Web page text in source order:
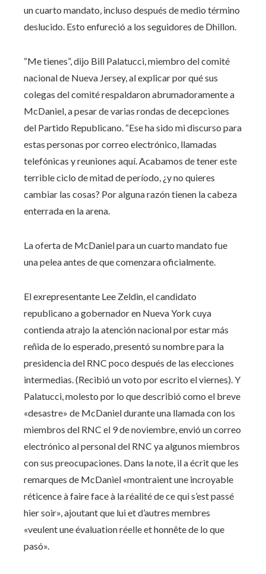
un cuarto mandato, incluso después de medio término
deslucido. Esto enfureció a los seguidores de Dhillon.
“Me tienes”, dijo Bill Palatucci, miembro del comité
nacional de Nueva Jersey, al explicar por qué sus
colegas del comité respaldaron abrumadoramente a
McDaniel, a pesar de varias rondas de decepciones
del Partido Republicano. “Ese ha sido mi discurso para
estas personas por correo electrónico, llamadas
telefónicas y reuniones aquí. Acabamos de tener este
terrible ciclo de mitad de período, ¿y no quieres
cambiar las cosas? Por alguna razón tienen la cabeza
enterrada en la arena.
La oferta de McDaniel para un cuarto mandato fue
una pelea antes de que comenzara oficialmente.
El exrepresentante Lee Zeldin, el candidato
republicano a gobernador en Nueva York cuya
contienda atrajo la atención nacional por estar más
reñida de lo esperado, presentó su nombre para la
presidencia del RNC poco después de las elecciones
intermedias. (Recibió un voto por escrito el viernes). Y
Palatucci, molesto por lo que describió como el breve
«desastre» de McDaniel durante una llamada con los
miembros del RNC el 9 de noviembre, envió un correo
electrónico al personal del RNC ya algunos miembros
con sus preocupaciones. Dans la note, il a écrit que les
remarques de McDaniel «montraient une incroyable
réticence à faire face à la réalité de ce qui s’est passé
hier soir», ajoutant que lui et d’autres membres
«veulent une évaluation réelle et honnête de lo que
pasó».